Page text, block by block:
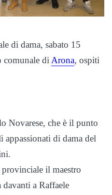
di dama, sabato 15
comunale diArona, ospiti
Novarese, che è il punto
appassionati di dama del
il maestro
a Raffaele